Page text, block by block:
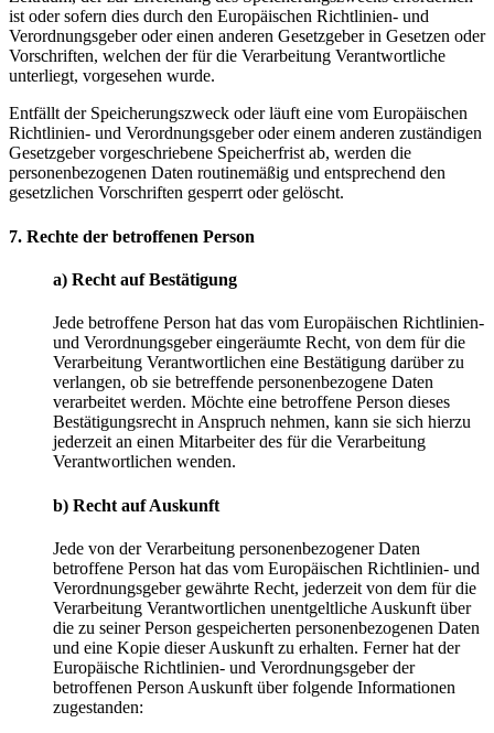
ist oder sofern dies durch den Europäischen Richtlinien- und
Verordnungsgeber oder einen anderen Gesetzgeber in Gesetzen oder
Vorschriften, welchen der für die Verarbeitung Verantwortliche
unterliegt, vorgesehen wurde.
Entfällt der Speicherungszweck oder läuft eine vom Europäischen
Richtlinien- und Verordnungsgeber oder einem anderen zuständigen
Gesetzgeber vorgeschriebene Speicherfrist ab, werden die
personenbezogenen Daten routinemäßig und entsprechend den
gesetzlichen Vorschriften gesperrt oder gelöscht.
7. Rechte der betroffenen Person
a) Recht auf Bestätigung
Jede betroffene Person hat das vom Europäischen Richtlinien-
und Verordnungsgeber eingeräumte Recht, von dem für die
Verarbeitung Verantwortlichen eine Bestätigung darüber zu
verlangen, ob sie betreffende personenbezogene Daten
verarbeitet werden. Möchte eine betroffene Person dieses
Bestätigungsrecht in Anspruch nehmen, kann sie sich hierzu
jederzeit an einen Mitarbeiter des für die Verarbeitung
Verantwortlichen wenden.
b) Recht auf Auskunft
Jede von der Verarbeitung personenbezogener Daten
betroffene Person hat das vom Europäischen Richtlinien- und
Verordnungsgeber gewährte Recht, jederzeit von dem für die
Verarbeitung Verantwortlichen unentgeltliche Auskunft über
die zu seiner Person gespeicherten personenbezogenen Daten
und eine Kopie dieser Auskunft zu erhalten. Ferner hat der
Europäische Richtlinien- und Verordnungsgeber der
betroffenen Person Auskunft über folgende Informationen
zugestanden: